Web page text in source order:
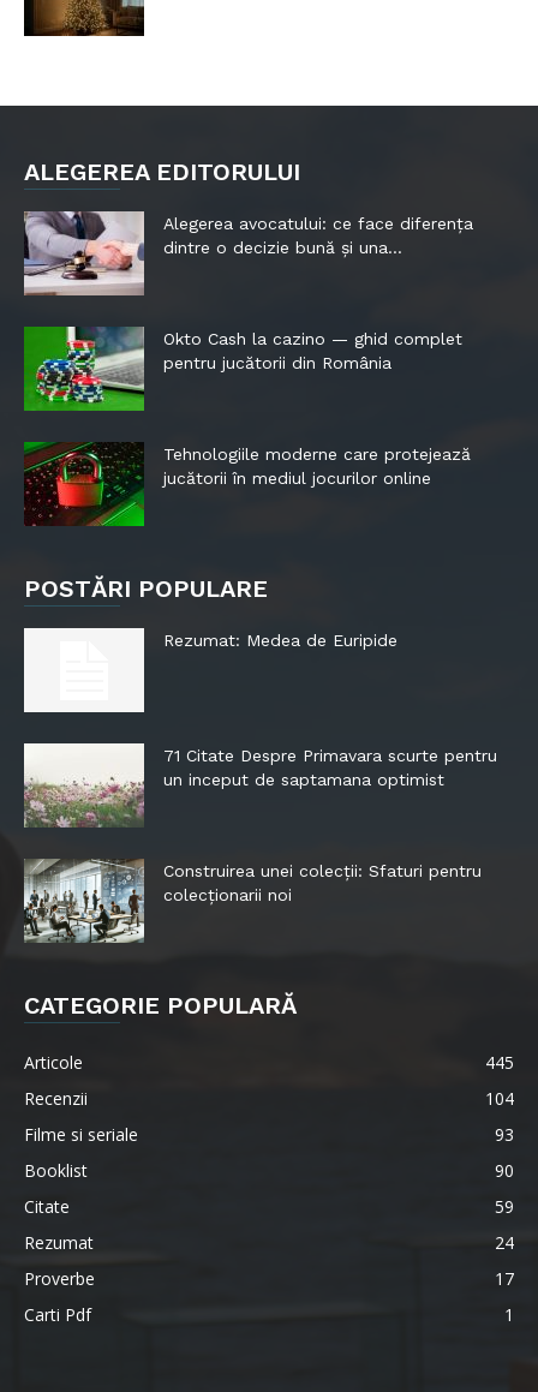
ALEGEREA EDITORULUI
Alegerea avocatului: ce face diferența
dintre o decizie bună și una...
Okto Cash la cazino — ghid complet
pentru jucătorii din România
Tehnologiile moderne care protejează
jucătorii în mediul jocurilor online
POSTĂRI POPULARE
Rezumat: Medea de Euripide
71 Citate Despre Primavara scurte pentru
un inceput de saptamana optimist
Construirea unei colecții: Sfaturi pentru
colecționarii noi
CATEGORIE POPULARĂ
Articole
445
Recenzii
104
Filme si seriale
93
Booklist
90
Citate
59
Rezumat
24
Proverbe
17
Carti Pdf
1